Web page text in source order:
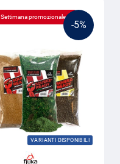
-5%
VARIANTI DISPONIBILI
Settimana promozionale